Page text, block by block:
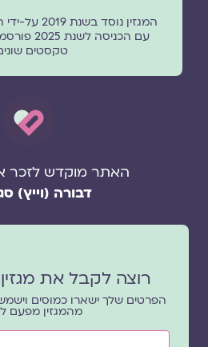
המגזין נוסד
טקסטים
האתר מוקדש לזכר
דבורה (וייץ)
רוצה לקבל את מגזין
הפרטים שלך ישארו כמוסים
מהמגזין מפעם
שם